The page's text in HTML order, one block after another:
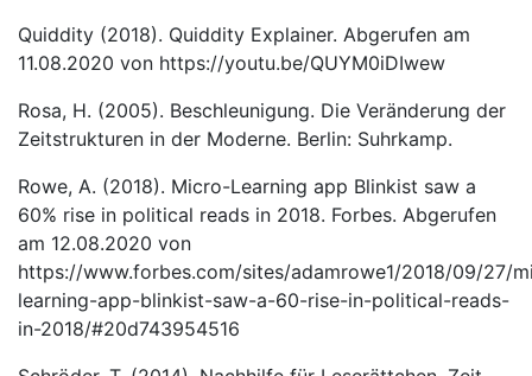
Quiddity (2018). Quiddity Explainer. Abgerufen am
11.08.2020 von https://youtu.be/QUYM0iDIwew
Rosa, H. (2005). Beschleunigung. Die Veränderung der
Zeitstrukturen in der Moderne. Berlin: Suhrkamp.
Rowe, A. (2018). Micro-Learning app Blinkist saw a
60% rise in political reads in 2018. Forbes. Abgerufen
am 12.08.2020 von
https://www.forbes.com/sites/adamrowe1/2018/09/27/
learning-app-blinkist-saw-a-60-rise-in-political-reads-
in-2018/#20d743954516